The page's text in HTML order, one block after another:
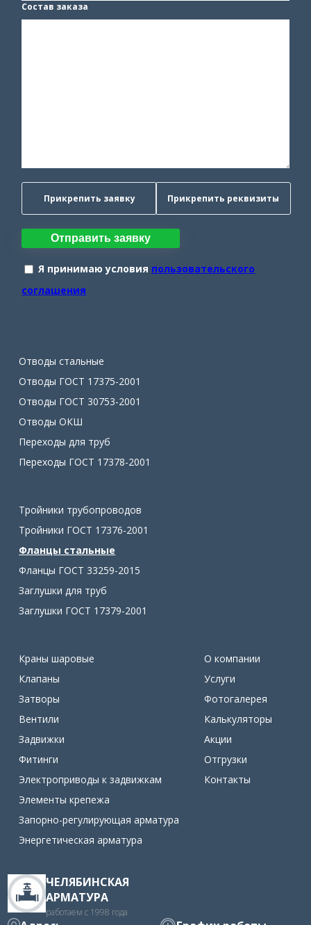
Состав заказа
Прикрепить заявку Прикрепить реквизиты
Отправить заявку
Я принимаю условия пользовательского
соглашения
Отводы стальные
Отводы ГОСТ 17375-2001
Отводы ГОСТ 30753-2001
Отводы ОКШ
Переходы для труб
Переходы ГОСТ 17378-2001
Тройники трубопроводов
Тройники ГОСТ 17376-2001
Фланцы стальные
Фланцы ГОСТ 33259-2015
Заглушки для труб
Заглушки ГОСТ 17379-2001
Краны шаровые
Клапаны
Затворы
Вентили
Задвижки
Фитинги
Электроприводы к задвижкам
Элементы крепежа
Запорно-регулирующая арматура
Энергетическая арматура
О компании
Услуги
Фотогалерея
Калькуляторы
Акции
Отгрузки
Контакты
ЧЕЛЯБИНСКАЯ
АРМАТУРА
работаем с 1998 года